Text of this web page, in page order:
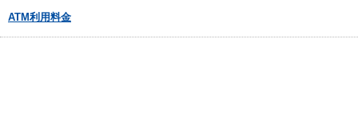
ATM利用料金